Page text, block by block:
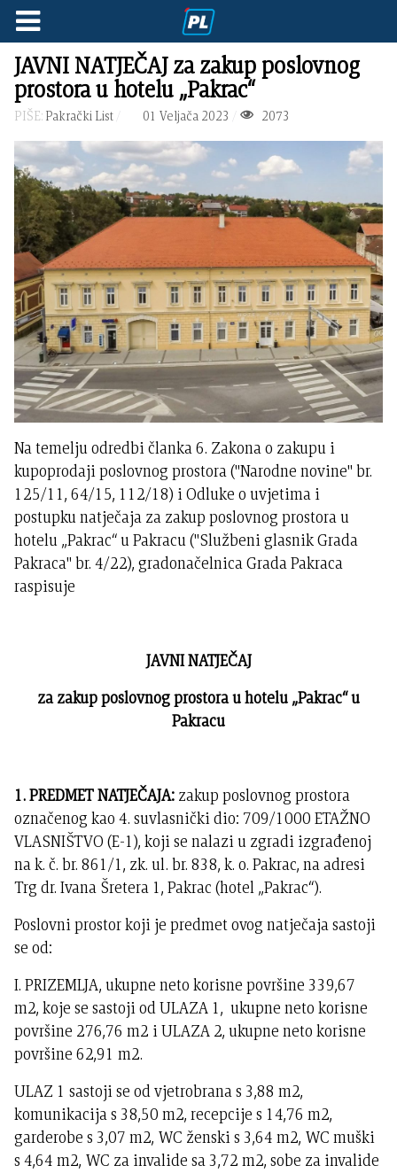
JAVNI NATJEČAJ za zakup poslovnog
prostora u hotelu „Pakrac“
PIŠE: Pakrački List 01 Veljača 2023 2073
Na temelju odredbi članka 6. Zakona o zakupu i
kupoprodaji poslovnog prostora ("Narodne novine" br.
125/11, 64/15, 112/18) i Odluke o uvjetima i
postupku natječaja za zakup poslovnog prostora u
hotelu „Pakrac“ u Pakracu ("Službeni glasnik Grada
Pakraca" br. 4/22), gradonačelnica Grada Pakraca
raspisuje
JAVNI NATJEČAJ
za zakup poslovnog prostora u hotelu „Pakrac“ u
Pakracu
1. PREDMET NATJEČAJA: zakup poslovnog prostora
označenog kao 4. suvlasnički dio: 709/1000 ETAŽNO
VLASNIŠTVO (E-1), koji se nalazi u zgradi izgrađenoj
na k. č. br. 861/1, zk. ul. br. 838, k. o. Pakrac, na adresi
Trg dr. Ivana Šretera 1, Pakrac (hotel „Pakrac“).
Poslovni prostor koji je predmet ovog natječaja sastoji
se od:
I. PRIZEMLJA, ukupne neto korisne površine 339,67
m2, koje se sastoji od ULAZA 1, ukupne neto korisne
površine 276,76 m2 i ULAZA 2, ukupne neto korisne
površine 62,91 m2.
ULAZ 1 sastoji se od vjetrobrana s 3,88 m2,
komunikacija s 38,50 m2, recepcije s 14,76 m2,
garderobe s 3,07 m2, WC ženski s 3,64 m2, WC muški
s 4,64 m2, WC za invalide sa 3,72 m2, sobe za invalide